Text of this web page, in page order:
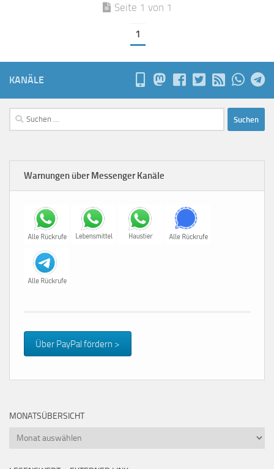
Seite 1 von 1
1
KANÄLE
Suchen
nach:
Warnungen über Messenger Kanäle
Über PayPal fördern >
MONATSÜBERSICHT
Monatsübersicht